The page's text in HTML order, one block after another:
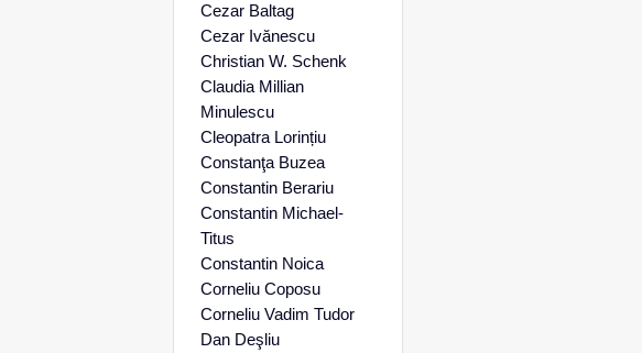
Cezar Baltag
Cezar Ivănescu
Christian W. Schenk
Claudia Millian
Minulescu
Cleopatra Lorințiu
Constanţa Buzea
Constantin Berariu
Constantin Michael-
Titus
Constantin Noica
Corneliu Coposu
Corneliu Vadim Tudor
Dan Deşliu